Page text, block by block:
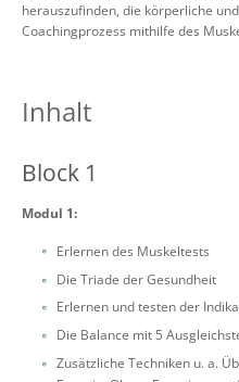
herauszufinden, die körperliche
Coachingprozess mithilfe des
Inhalt
Block 1
Modul 1:
Erlernen des Muskeltests
Die Triade der Gesundheit
Erlernen und testen der
Die Balance mit 5
Zusätzliche Techniken u. a.